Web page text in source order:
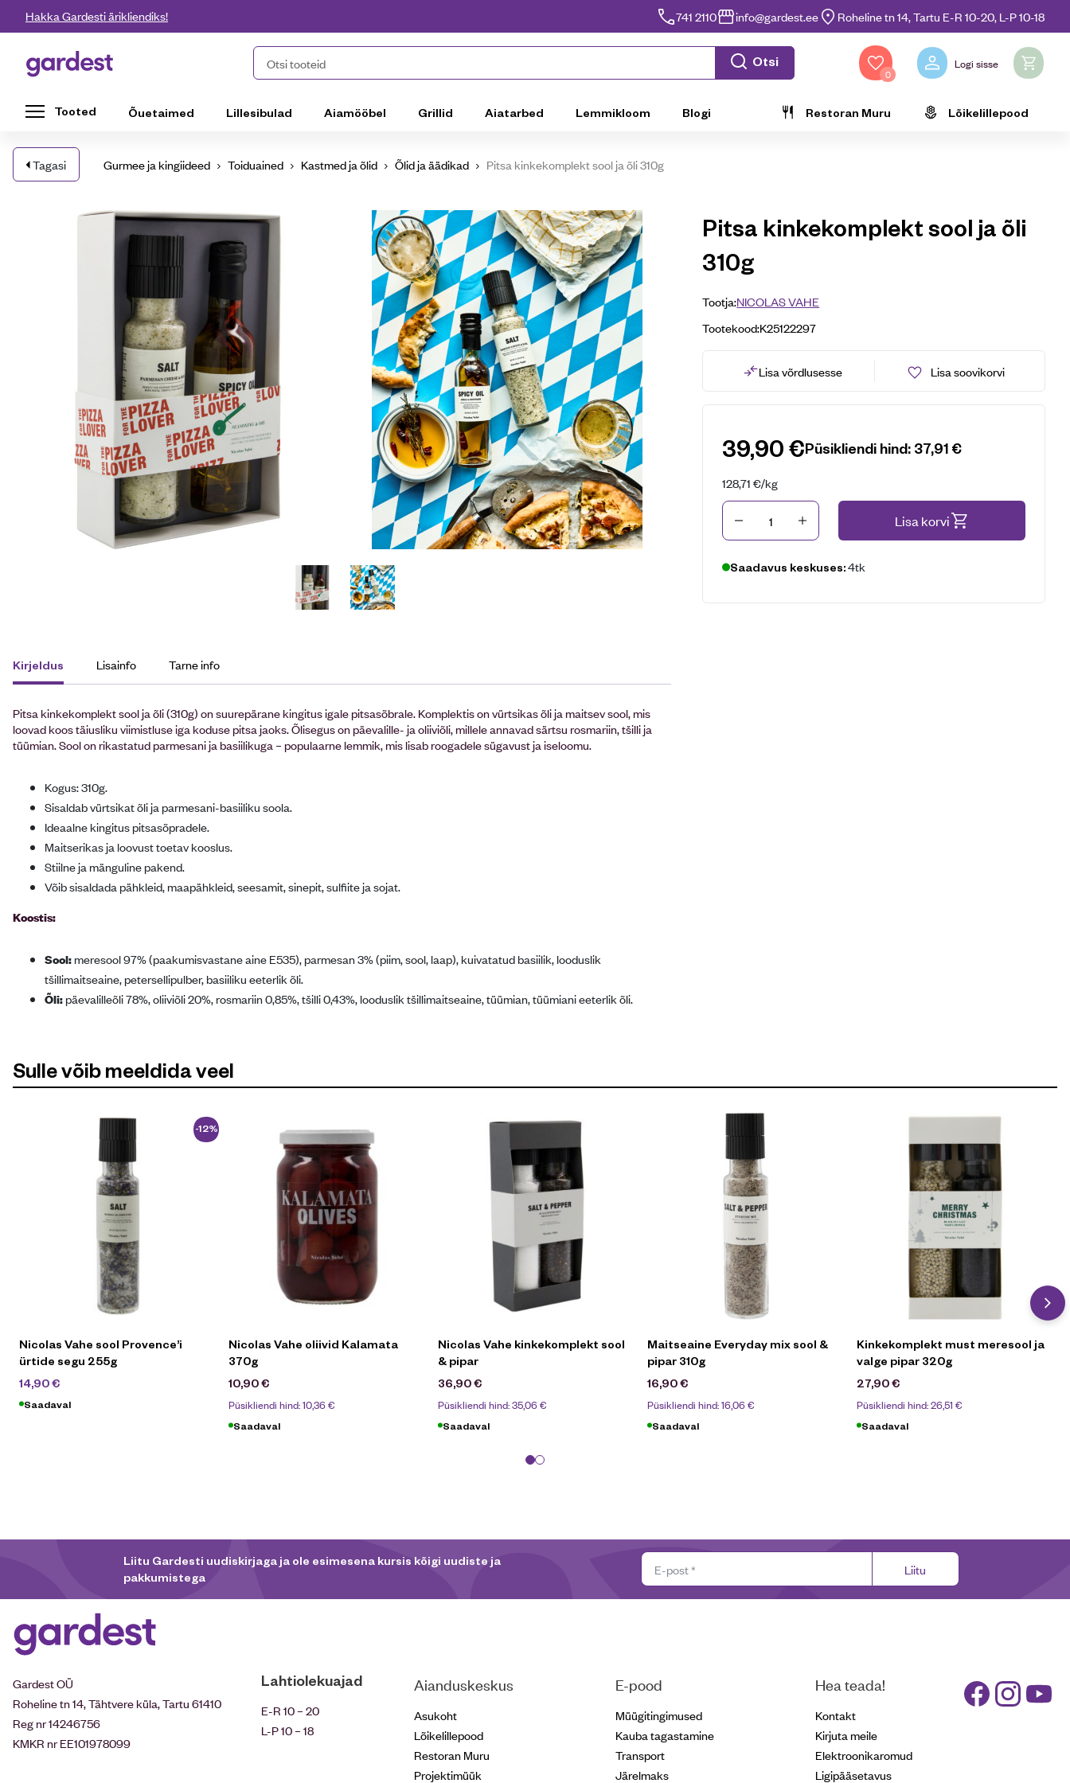
Liigu edasi põhisisu juurde
Hakka Gardesti ärikliendiks! 741 2110 info@gardest.ee Roheline tn 14, Tartu E-R 10-20, L-P 10-18
Gardest Otsi tooteid Otsi
0
Logi sisse
Tooted Õuetaimed Lillesibulad Aiamööbel Grillid Aiatarbed Lemmikloom Blogi Restoran Muru Lõikelillepood
Tagasi Gurmee ja kingiideed Toiduained Kastmed ja õlid Õlid ja äädikad Pitsa kinkekomplekt sool ja õli 310g
Kirjeldus Lisainfo Tarne info
Pitsa kinkekomplekt sool ja õli (310g) on suurepärane kingitus igale pitsasõbrale. Komplektis on vürtsikas õli ja maitsev sool, mis
loovad koos täiusliku viimistluse iga koduse pitsa jaoks. Õlisegus on päevalille- ja oliiviõli, millele annavad särtsu rosmariin, tšilli ja
tüümian. Sool on rikastatud parmesani ja basiilikuga – populaarne lemmik, mis lisab roogadele sügavust ja iseloomu.
Kogus: 310g.
Sisaldab vürtsikat õli ja parmesani-basiiliku soola.
Ideaalne kingitus pitsasõpradele.
Maitserikas ja loovust toetav kooslus.
Stiilne ja mänguline pakend.
Võib sisaldada pähkleid, maapähkleid, seesamit, sinepit, sulfiite ja sojat.
Koostis:
Sool:meresool 97% (paakumisvastane aine E535), parmesan 3% (piim, sool, laap), kuivatatud basiilik, looduslik
tšillimaitseaine, petersellipulber, basiiliku eeterlik õli.
Õli:päevalilleõli 78%, oliiviõli 20%, rosmariin 0,85%, tšilli 0,43%, looduslik tšillimaitseaine, tüümian, tüümiani eeterlik õli.
Pitsa kinkekomplekt sool ja õli
310g
Tootja:NICOLAS VAHE
Tootekood:K25122297
Lisa võrdlusesse Lisa soovikorvi
39,90€Püsikliendi hind: 37,91€
128,71€/kg
Kogus Lisa korvi
Saadavus keskuses:4tk
Sulle võib meeldida veel
-12%
Nicolas Vahe sool Provence’i
ürtide segu 255g
14,90€
Saadaval
Nicolas Vahe oliivid Kalamata
370g
10,90€
Püsikliendi hind:10,36€
Saadaval
Nicolas Vahe kinkekomplekt sool
& pipar
36,90€
Püsikliendi hind:35,06€
Saadaval
Maitseaine Everyday mix sool &
pipar 310g
16,90€
Püsikliendi hind:16,06€
Saadaval
Kinkekomplekt must meresool ja
valge pipar 320g
27,90€
Püsikliendi hind:26,51 €
Saadaval
Liitu Gardesti uudiskirjaga ja ole esimesena kursis kõigi uudiste ja
pakkumistega
Liitu
Gardest OÜ
Roheline tn 14, Tähtvere küla, Tartu 61410
Reg nr 14246756
KMKR nr EE101978099
Lahtiolekuajad
E-R 10 – 20
L-P 10 – 18
Aianduskeskus
Asukoht
Lõikelillepood
Restoran Muru
Projektimüük
E-pood
Müügitingimused
Kauba tagastamine
Transport
Järelmaks
Hea teada!
Kontakt
Kirjuta meile
Elektroonikaromud
Ligipääsetavus